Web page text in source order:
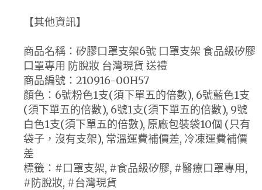
【其他資訊】
商品名稱：矽膠口罩支架6號 口罩支架 食品級矽膠
口罩專用 防脫妝 台灣現貨 送禮
商品編號：210916-00H57
顏色：6號粉色1支(須下單五的倍數), 6號藍色1支
(須下單五的倍數), 6號1支(須下單五的倍數), 9號
白色1支(須下單五的倍數), 原廠包裝袋10個 (只有
袋子，沒有支架), 常溫運費補價差, 冷凍運費補價
差
標籤：#口罩支架, #食品級矽膠, #醫療口罩專用,
#防脫妝, #台灣現貨